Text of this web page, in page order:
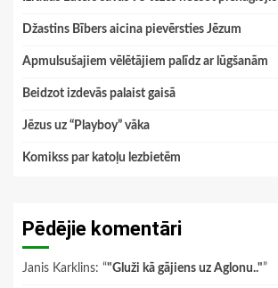
Džastins Bībers aicina pievērsties Jēzum
Apmulsušajiem vēlētājiem palīdz ar lūgšanām
Beidzot izdevās palaist gaisā
Jēzus uz “Playboy” vāka
Komikss par katoļu lezbietēm
Pēdējie komentāri
Janis Karklins: “"Gluži kā gājiens uz Aglonu.."”